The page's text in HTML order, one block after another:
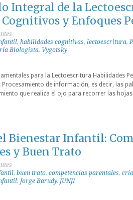
Integral de la
y Enfoques
, habilidades cognitivas, lectoescritura,
Biologista, Vygotsky
para la Lectoescritura Habilidades
Procesamiento de información, es decir, las
que realiza el ojo para recorrer las
Bienestar Infantil:
y Buen Trato
, buen trato, competencias parentales,
, Jorge Barudy, JUNJI